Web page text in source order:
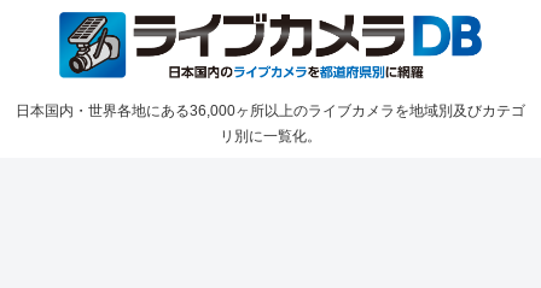
日本国内・世界各地にある36,000ヶ所以上のライブカメラを地域別及びカテゴ
リ別に一覧化。